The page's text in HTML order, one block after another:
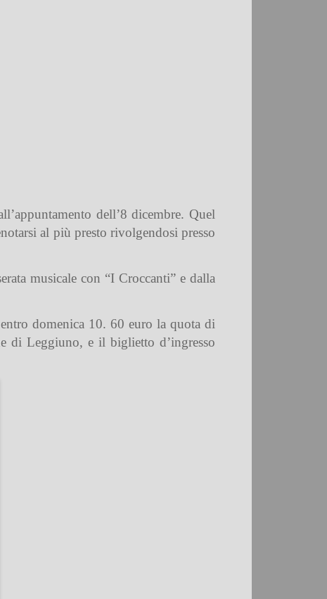
dell’8 dicembre. Quel
al più presto rivolgendosi presso
musicale con “I Croccanti” e dalla
domenica 10. 60 euro la quota di
di Leggiuno, e il biglietto d’ingresso